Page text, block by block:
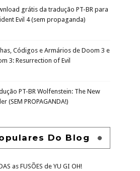
grátis da tradução PT-BR para
Evil 4 (sem propaganda)
Códigos e Armários de Doom 3 e
3: Resurrection of Evil
PT-BR Wolfenstein: The New
(SEM PROPAGANDA!)
Do Blog
as FUSÕES de YU GI OH!